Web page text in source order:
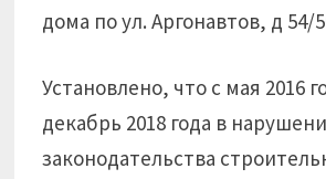
дома по ул. Аргонавтов, д 54/
Установлено, что с мая 2016
декабрь 2018 года в
законодательства